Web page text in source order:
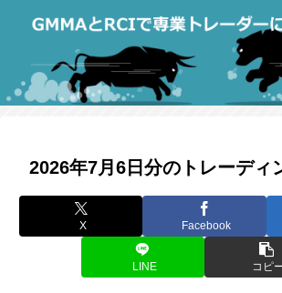
2026年7月6日分のトレーディ
X Facebook
LINE コピ